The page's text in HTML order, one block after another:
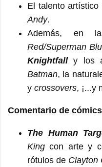
El talento artístico
Andy.
Además, en
Red/Superman
Knightfally los
Batman, la
y crossovers, ¡...y
Comentario de cómics
The Human
King con arte y
rótulos de Clayton